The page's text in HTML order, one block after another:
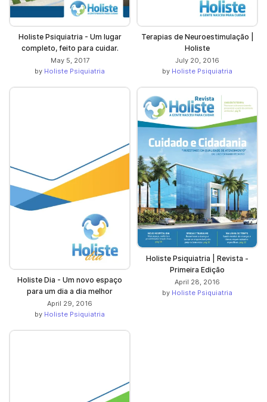
Holiste Psiquiatria - Um lugar
completo, feito para cuidar.
May 5, 2017
by Holiste Psiquiatria
Terapias de Neuroestimulação |
Holiste
July 20, 2016
by Holiste Psiquiatria
Holiste Dia - Um novo espaço
para um dia a dia melhor
April 29, 2016
by Holiste Psiquiatria
Holiste Psiquiatria | Revista -
Primeira Edição
April 28, 2016
by Holiste Psiquiatria